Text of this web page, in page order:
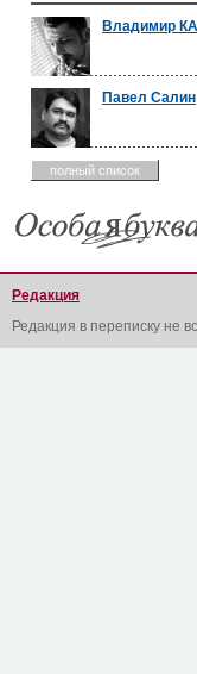
Владимир
Павел Салин
полный список
Редакция
Редакция в переписку не